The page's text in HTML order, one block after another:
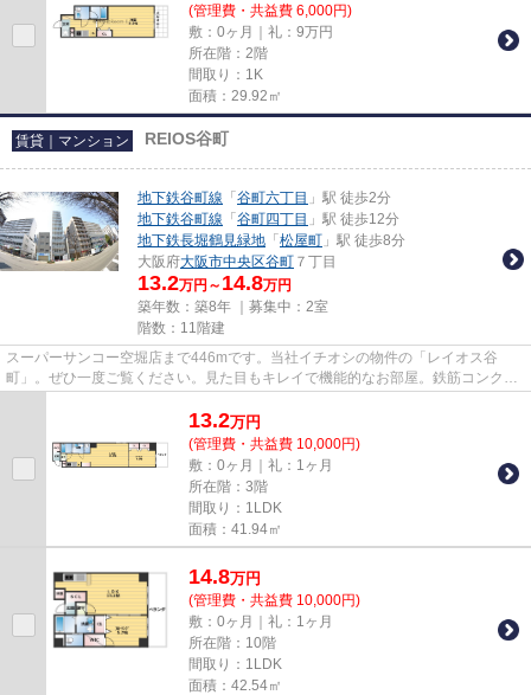
(管理費・共益費 6,000円)
敷：0ヶ月｜礼：9万円
所在階：2階
間取り：1K
面積：29.92㎡
賃貸｜マンション REIOS谷町
地下鉄谷町線 「 谷町六丁目 」駅 徒歩2分
地下鉄谷町線 「 谷町四丁目 」駅 徒歩12分
地下鉄長堀鶴見緑地 「 松屋町 」駅 徒歩8分
大阪府大阪市中央区谷町 ７丁目
13.2万円～ 14.8万円
築年数：築8年 ｜募集中： 2室
階数：11階建
スーパーサンコー空堀店まで446mです。当社イチオシの物件の「レイオス谷
町」。ぜひ一度ご覧ください。見た目もキレイで機能的なお部屋。鉄筋コンクリ
13.2万円
(管理費・共益費 10,000円)
敷：0ヶ月｜礼：1ヶ月
所在階：3階
間取り：1LDK
面積：41.94㎡
14.8万円
(管理費・共益費 10,000円)
敷：0ヶ月｜礼：1ヶ月
所在階：10階
間取り：1LDK
面積：42.54㎡